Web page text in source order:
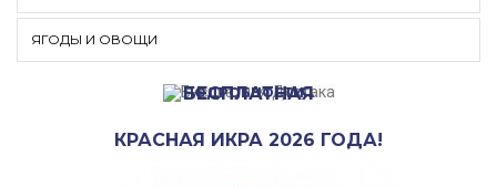
ЯГОДЫ И ОВОЩИ
БЕСПЛАТНАЯ
ПОДРОБНОСТИ...
КРАСНАЯ ИКРА 2026 ГОДА!